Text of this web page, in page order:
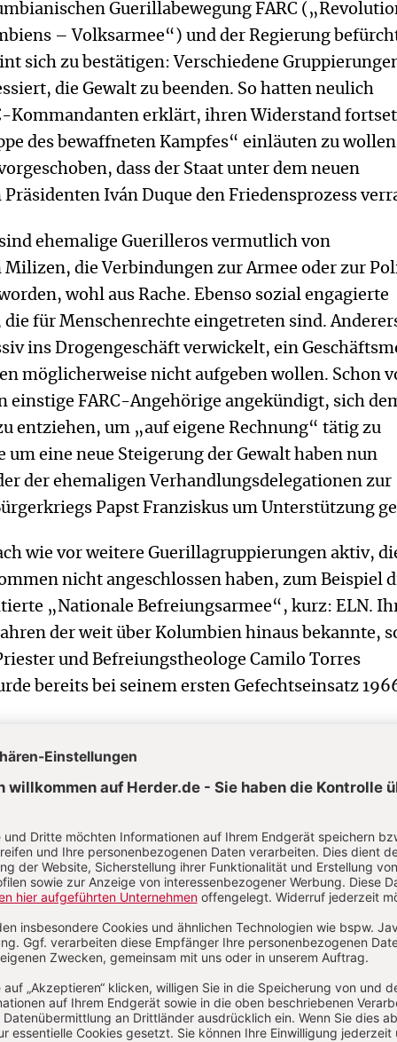
Guerillabewegung FARC
– Volksarmee“) und der Regierung
sich zu bestätigen: Verschiedene
die Gewalt zu beenden. So hatten neulich
Kommandanten erklärt, ihren Widerstand
des bewaffneten Kampfes“ einläuten zu
dass der Staat unter dem neuen
Iván Duque den Friedensprozess
ehemalige Guerilleros vermutlich von
die Verbindungen zur Armee oder zur
wohl aus Rache. Ebenso sozial engagierte
für Menschenrechte eingetreten sind.
ins Drogengeschäft verwickelt, ein
möglicherweise nicht aufgeben wollen. Schon
einstige FARC-Angehörige angekündigt, sich
entziehen, um „auf eigene Rechnung“ tätig zu
um eine neue Steigerung der Gewalt haben nun
der ehemaligen Verhandlungsdelegationen zur
Papst Franziskus um Unterstützung
wie vor weitere Guerillagruppierungen aktiv,
nicht angeschlossen haben, zum Beispiel
„Nationale Befreiungsarmee“, kurz: ELN.
der weit über Kolumbien hinaus bekannte,
und Befreiungstheologe Camilo Torres
bereits bei seinem ersten Gefechtseinsatz